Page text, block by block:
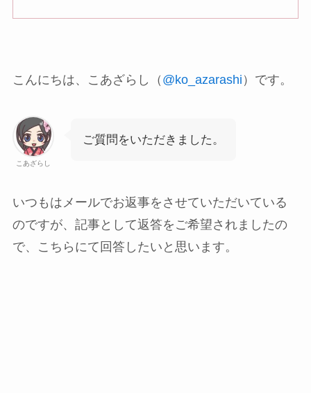
こんにちは、こあざらし（ @ko_azarashi ）です。
こあざらし
ご質問をいただきました。
いつもはメールでお返事をさせていただいている
のですが、記事として返答をご希望されましたの
で、こちらにて回答したいと思います。